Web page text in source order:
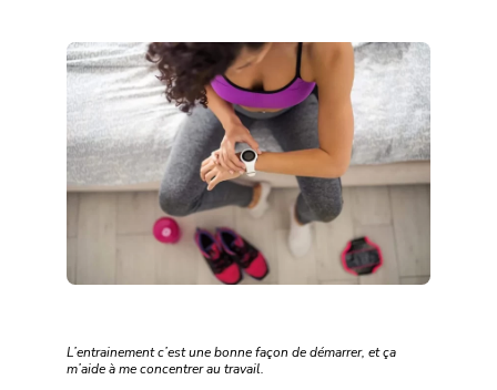
L’entrainement c’est une bonne façon de démarrer, et ça
m’aide à me concentrer au travail.